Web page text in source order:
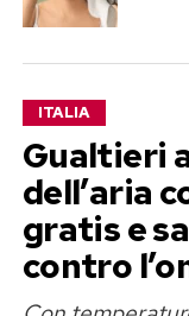
ITALIA
Gualtieri
dell’aria
gratis e
contro